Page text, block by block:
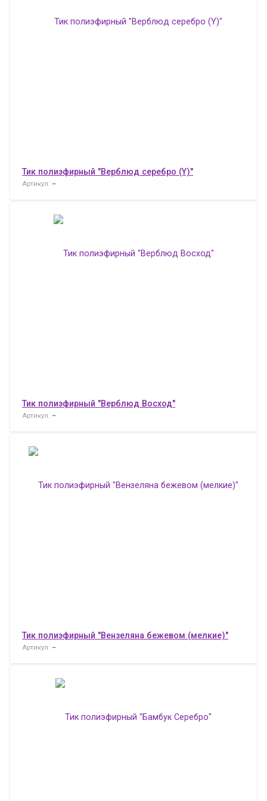
Тик полиэфирный "Верблюд серебро (Y)"
Артикул: –
Тик полиэфирный "Верблюд Восход"
Артикул: –
Тик полиэфирный "Вензеляна бежевом (мелкие)"
Артикул: –